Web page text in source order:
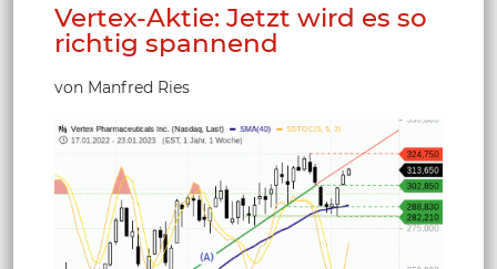
Vertex-Aktie: Jetzt wird es so
richtig spannend
von Manfred Ries